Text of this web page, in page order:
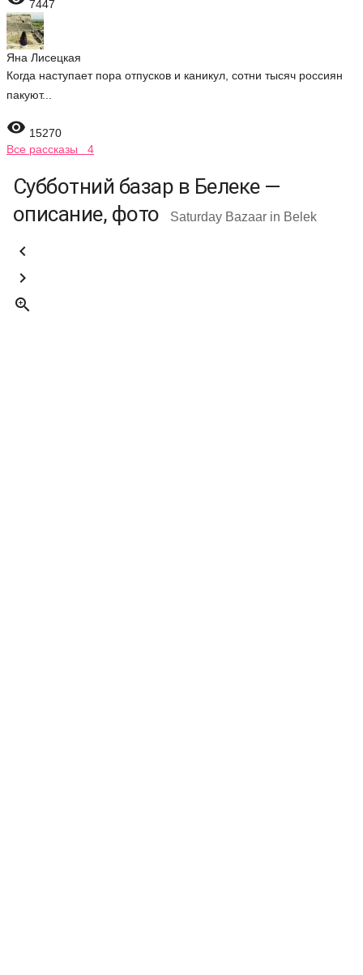
7447
Яна Лисецкая
Когда наступает пора отпусков и каникул, сотни тысяч россиян
пакуют...
 15270
Все рассказы 4
Субботний базар в Белеке —
описание, фото
Saturday Bazaar in Belek


